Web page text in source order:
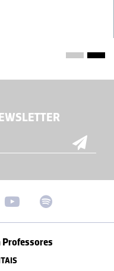
Professores